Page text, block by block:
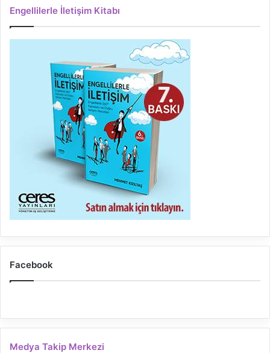
Engellilerle İletişim Kitabı
Facebook
Medya Takip Merkezi